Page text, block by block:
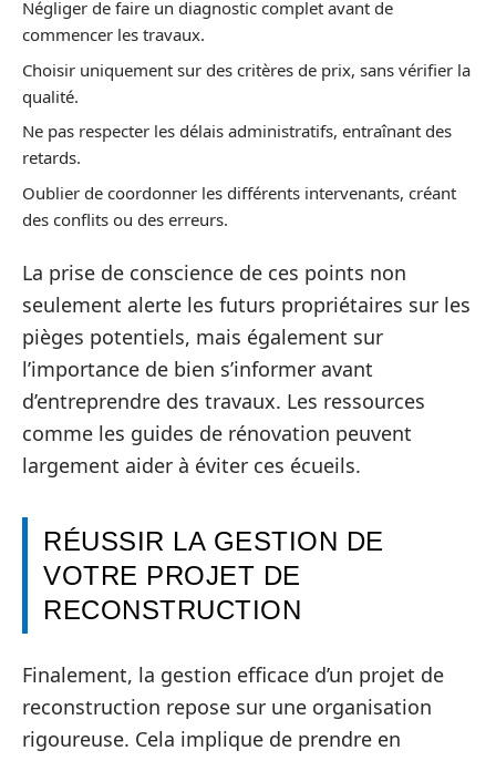
Négliger de faire un diagnostic complet avant de
commencer les travaux.
Choisir uniquement sur des critères de prix, sans vérifier la
qualité.
Ne pas respecter les délais administratifs, entraînant des
retards.
Oublier de coordonner les différents intervenants, créant
des conflits ou des erreurs.
La prise de conscience de ces points non
seulement alerte les futurs propriétaires sur les
pièges potentiels, mais également sur
l’importance de bien s’informer avant
d’entreprendre des travaux. Les ressources
comme les guides de rénovation peuvent
largement aider à éviter ces écueils.
RÉUSSIR LA GESTION DE
VOTRE PROJET DE
RECONSTRUCTION
Finalement, la gestion efficace d’un projet de
reconstruction repose sur une organisation
rigoureuse. Cela implique de prendre en